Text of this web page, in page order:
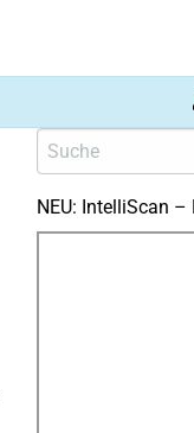
NEU: IntelliScan –